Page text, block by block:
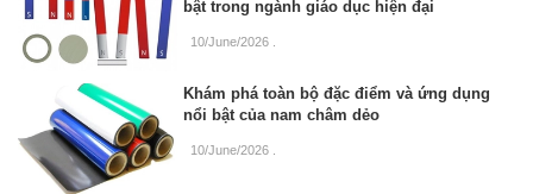
bật trong ngành giáo dục hiện đại
10/June/2026
Khám phá toàn bộ đặc điểm và ứng dụng
nổi bật của nam châm dẻo
10/June/2026 .